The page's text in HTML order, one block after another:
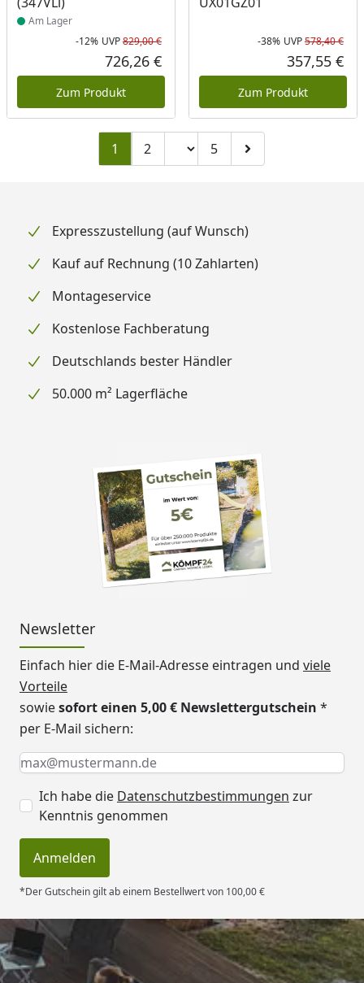
Am Lager
Rabatt in Prozent
-12%
Ursprünglicher Preis
UVP829,00 €
Aktueller Preis
726,26 €
Zum Produkt
-38% UVP578,40 €
357,55 €
Zum Produkt
1 Zu Seite 2
2 Seitenzahl ändern
Zu Seite 5
5 Zur nächsten Seite
Expresszustellung (auf Wunsch)
Kauf auf Rechnung (10 Zahlarten)
Montageservice
Kostenlose Fachberatung
Deutschlands bester Händler
50.000 m² Lagerfläche
Newsletter
Einfach hier die E-Mail-Adresse eintragen und viele
Vorteile
sowiesofort einen 5,00 € Newslettergutschein *
per E-Mail sichern:
Keine Eingabe erforderlich
Eingabe erforderlich
E-Mail *
Ich habe die Datenschutzbestimmungen zur
Kenntnis genommen
Anmelden
*Der Gutschein gilt ab einem Bestellwert von 100,00 €